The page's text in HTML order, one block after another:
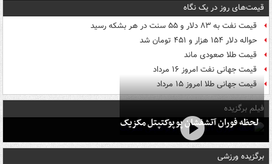
قیمت‌های روز در یک نگاه
قیمت نفت به ۸۳ دلار و ۵۵ سنت در هر بشکه رسید
حواله دلار ۱۵۴ هزار و ۴۵۱ تومان شد
قیمت طلا صعودی ماند
قیمت جهانی نفت امروز ۱۶ مرداد
قیمت جهانی طلا امروز ۱۵ مرداد
فیلم برگزیده
لحظه فوران آتشفشان پوپوکتپتل مکزیک
برگزیده ورزشی